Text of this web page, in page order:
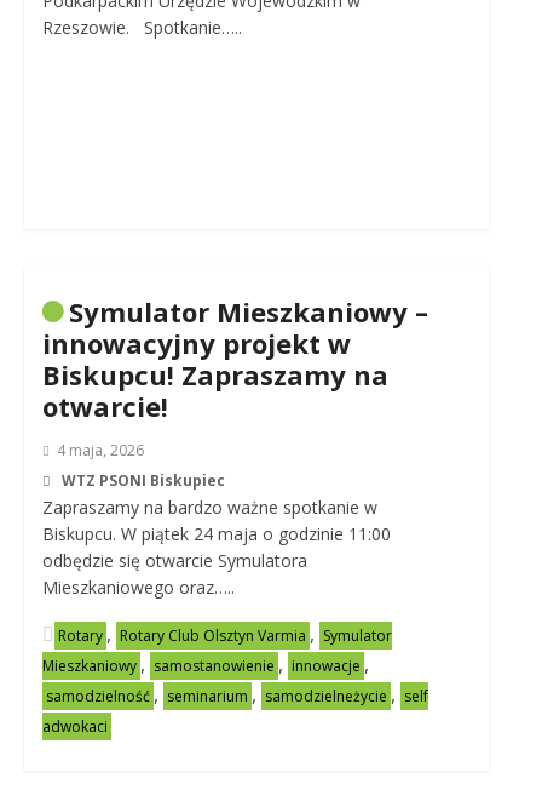
Rzeszowie. Spotkanie…..
Symulator Mieszkaniowy –
innowacyjny projekt w
Biskupcu! Zapraszamy na
otwarcie!
4 maja, 2026
WTZ PSONI Biskupiec
Zapraszamy na bardzo ważne spotkanie w
Biskupcu. W piątek 24 maja o godzinie 11:00
odbędzie się otwarcie Symulatora
Mieszkaniowego oraz…..
Rotary , Rotary Club Olsztyn Varmia , Symulator
Mieszkaniowy , samostanowienie , innowacje ,
samodzielność , seminarium , samodzielneżycie , self
adwokaci